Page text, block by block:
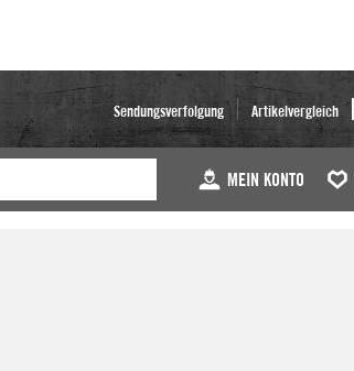
Sendungsverfolgung Artikelvergleich
MEIN KONTO